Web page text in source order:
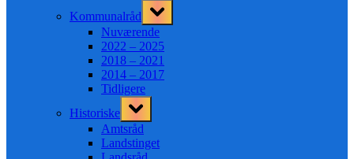
Kommunalråd
Toggle
sub-
menu
Nuværende
2022 – 2025
2018 – 2021
2014 – 2017
Tidligere
Historiske
Toggle
sub-
menu
Amtsråd
Landstinget